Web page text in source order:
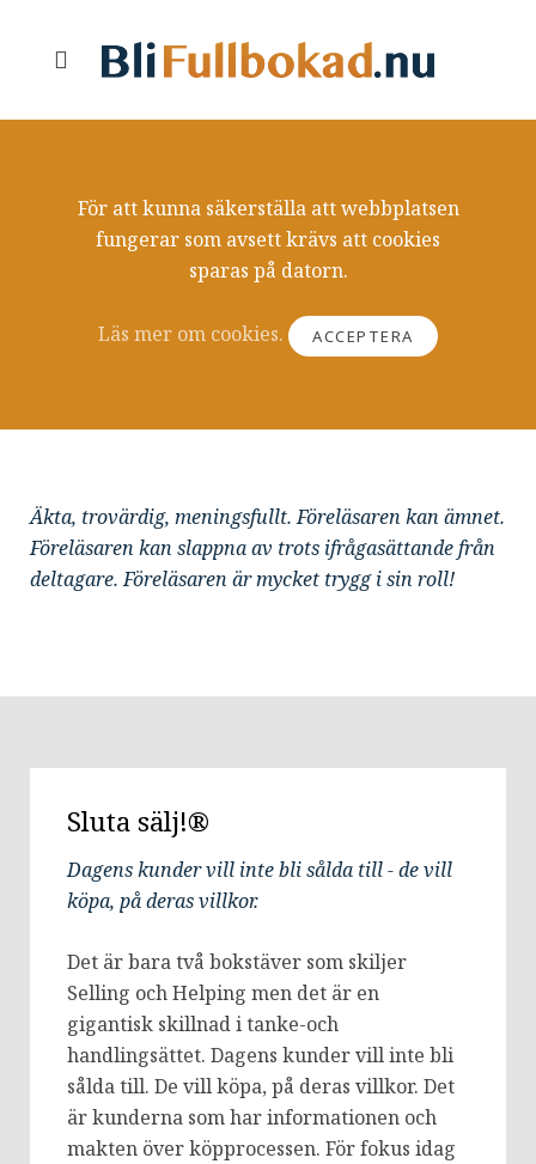
För att kunna säkerställa att webbplatsen
fungerar som avsett krävs att cookies
sparas på datorn.
Läs mer om cookies. ACCEPTERA
Äkta, trovärdig, meningsfullt. Föreläsaren kan ämnet.
Föreläsaren kan slappna av trots ifrågasättande från
deltagare. Föreläsaren är mycket trygg i sin roll!
Sluta sälj!®
Dagens kunder vill inte bli sålda till - de vill
köpa, på deras villkor.
Det är bara två bokstäver som skiljer
Selling och Helping men det är en
gigantisk skillnad i tanke-och
handlingsättet. Dagens kunder vill inte bli
sålda till. De vill köpa, på deras villkor. Det
är kunderna som har informationen och
makten över köpprocessen. För fokus idag